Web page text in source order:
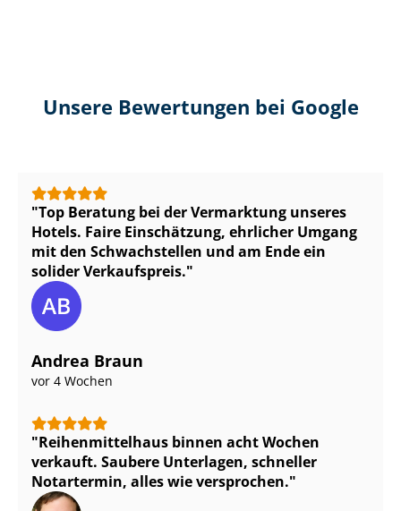
Unsere Bewertungen bei Google
Top Beratung bei der Vermarktung unseres
Hotels. Faire Einschätzung, ehrlicher Umgang
mit den Schwachstellen und am Ende ein
solider Verkaufspreis.
Andrea Braun
vor 4 Wochen
Rei­hen­mit­tel­haus binnen acht Wochen
verkauft. Saubere Unterlagen, schneller
Notartermin, alles wie versprochen.